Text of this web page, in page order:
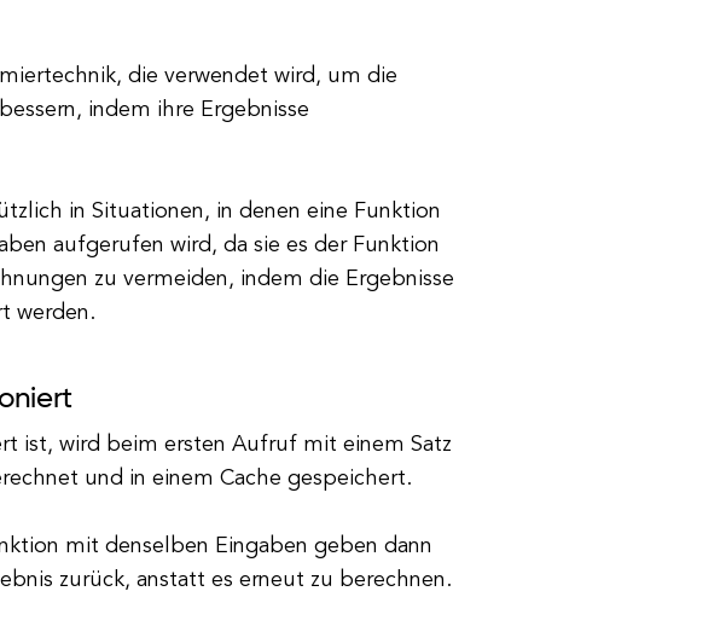
die verwendet wird, um die
indem ihre Ergebnisse
in Situationen, in denen eine Funktion
aufgerufen wird, da sie es der Funktion
zu vermeiden, indem die Ergebnisse
werden.
ist, wird beim ersten Aufruf mit einem Satz
und in einem Cache gespeichert.
mit denselben Eingaben geben dann
zurück, anstatt es erneut zu berechnen.